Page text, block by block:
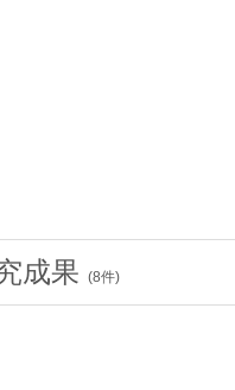
成果 (8件)